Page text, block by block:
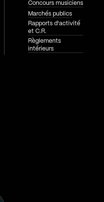
Concours musiciens
Marchés publics
Rapports d'activité
et C.R.
Règlements
intérieurs